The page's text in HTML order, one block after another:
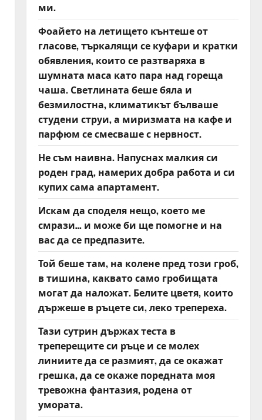
ми.
Фоайето на летището кънтеше от
гласове, търкалящи се куфари и кратки
обявления, които се разтваряха в
шумната маса като пара над гореща
чаша. Светлината беше бяла и
безмилостна, климатикът бълваше
студени струи, а миризмата на кафе и
парфюм се смесваше с нервност.
Не съм наивна. Напуснах малкия си
роден град, намерих добра работа и си
купих сама апартамент.
Искам да споделя нещо, което ме
смрази… и може би ще помогне и на
вас да се предпазите.
Той беше там, на колене пред този гроб,
в тишина, каквато само гробищата
могат да наложат. Белите цветя, които
държеше в ръцете си, леко трепереха.
Тази сутрин държах теста в
треперещите си ръце и се молех
линиите да се размият, да се окажат
грешка, да се окаже поредната моя
тревожна фантазия, родена от
умората.